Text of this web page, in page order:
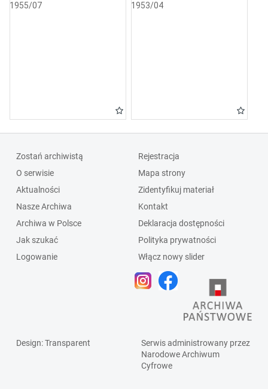
1955/07
1953/04
Zostań archiwistą
O serwisie
Aktualności
Nasze Archiwa
Archiwa w Polsce
Jak szukać
Logowanie
Rejestracja
Mapa strony
Zidentyfikuj materiał
Kontakt
Deklaracja dostępności
Polityka prywatności
Włącz nowy slider
Design: Transparent
Serwis administrowany przez
Narodowe Archiwum
Cyfrowe